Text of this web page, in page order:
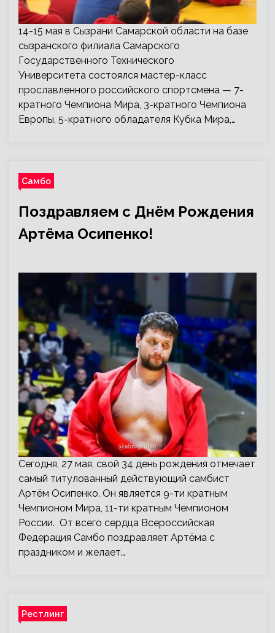
14-15 мая в Сызрани Самарской области на базе
сызранского филиала Самарского
Государственного Технического
Университета состоялся мастер-класс
прославленного российского спортсмена — 7-
кратного Чемпиона Мира, 3-кратного Чемпиона
Европы, 5-кратного обладателя Кубка Мира,…
Самбо
Поздравляем с Днём Рождения
Артёма Осипенко!
Сегодня, 27 мая, свой 34 день рождения отмечает
самый титулованный действующий самбист
Артём Осипенко. Он является 9-ти кратным
Чемпионом Мира, 11-ти кратным Чемпионом
России. От всего сердца Всероссийская
Федерация Самбо поздравляет Артёма с
праздником и желает…
Рестлинг